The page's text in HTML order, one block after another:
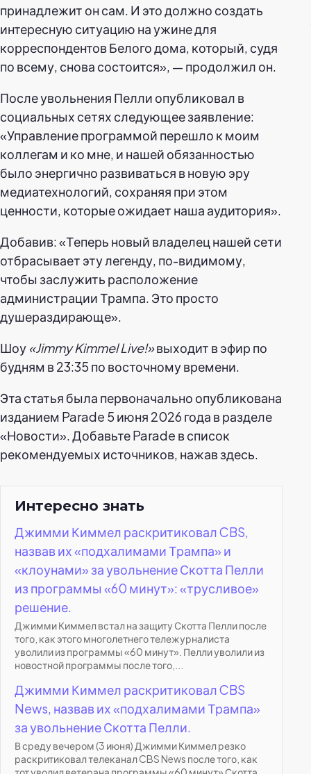
принадлежит он сам. И это должно создать
интересную ситуацию на ужине для
корреспондентов Белого дома, который, судя
по всему, снова состоится», — продолжил он.
После увольнения Пелли опубликовал в
социальных сетях следующее заявление:
«Управление программой перешло к моим
коллегам и ко мне, и нашей обязанностью
было энергично развиваться в новую эру
медиатехнологий, сохраняя при этом
ценности, которые ожидает наша аудитория».
Добавив: «Теперь новый владелец нашей сети
отбрасывает эту легенду, по-видимому,
чтобы заслужить расположение
администрации Трампа. Это просто
душераздирающе».
Шоу «Jimmy Kimmel Live!»выходит в эфир по
будням в 23:35 по восточному времени.
Эта статья была первоначально опубликована
изданием Parade 5 июня 2026 года в разделе
«Новости». Добавьте Parade в список
рекомендуемых источников, нажав здесь.
Интересно знать
Джимми Киммел раскритиковал CBS,
назвав их «подхалимами Трампа» и
«клоунами» за увольнение Скотта Пелли
из программы «60 минут»: «трусливое»
решение.
Джимми Киммел встал на защиту Скотта Пелли после
того, как этого многолетнего тележурналиста
уволили из программы «60 минут». Пелли уволили из
новостной программы после того,...
Джимми Киммел раскритиковал CBS
News, назвав их «подхалимами Трампа»
за увольнение Скотта Пелли.
В среду вечером (3 июня) Джимми Киммел резко
раскритиковал телеканал CBS News после того, как